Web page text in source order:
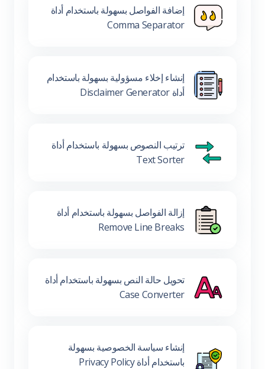
إضافة الفواصل بسهولة باستخدام أداة
Comma Separator
إنشاء إخلاء مسؤولية بسهولة باستخدام
أداة Disclaimer Generator
ترتيب النصوص بسهولة باستخدام أداة
Text Sorter
إزالة الفواصل بسهولة باستخدام أداة
Remove Line Breaks
تحويل حالة النص بسهولة باستخدام أداة
Case Converter
إنشاء سياسة الخصوصية بسهولة
باستخدام أداة Privacy Policy